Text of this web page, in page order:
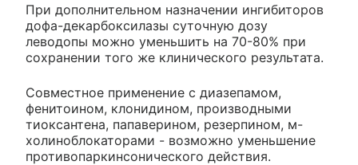
При дополнительном назначении ингибиторов
дофа-декарбоксилазы суточную дозу
леводопы можно уменьшить на 70-80% при
сохранении того же клинического результата.
Совместное применение с диазепамом,
фенитоином, клонидином, производными
тиоксантена, папаверином, резерпином, м-
холиноблокаторами - возможно уменьшение
противопаркинсонического действия.